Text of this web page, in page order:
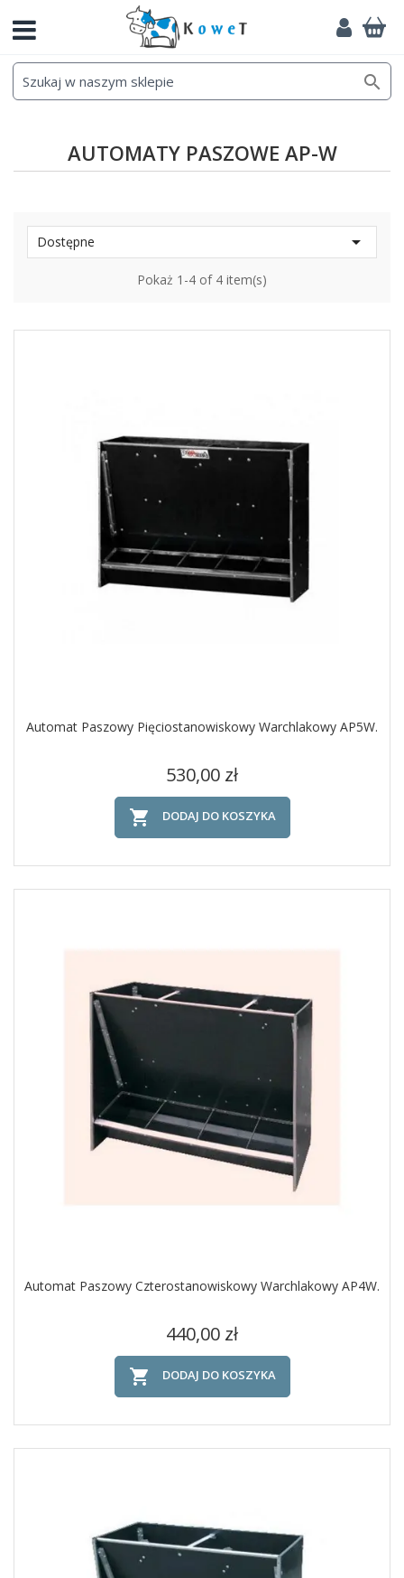

AUTOMATY PASZOWE AP-W
Dostępne 
Pokaż 1-4 of 4 item(s)
Automat Paszowy Pięciostanowiskowy Warchlakowy AP5W.
Cena
530,00 zł
 DODAJ DO KOSZYKA
Automat Paszowy Czterostanowiskowy Warchlakowy AP4W.
Cena
440,00 zł
 DODAJ DO KOSZYKA